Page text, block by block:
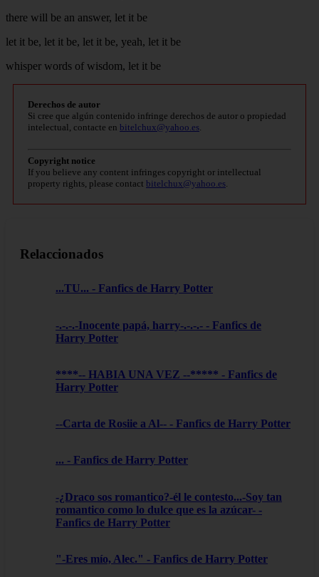
there will be an answer, let it be
let it be, let it be, let it be, yeah, let it be
whisper words of wisdom, let it be
Derechos de autor
Si cree que algún contenido infringe derechos de autor o propiedad
intelectual, contacte en bitelchux@yahoo.es
Copyright notice
If you believe any content infringes copyright or intellectual
property rights, please contact bitelchux@yahoo.es
Relaccionados
...TU... - Fanfics de Harry Potter
-.-.-.-Inocente papá, harry-.-.-.- - Fanfics de
Harry Potter
****-- HABIA UNA VEZ --***** - Fanfics de
Harry Potter
--Carta de Rosiie a Al-- - Fanfics de Harry Potter
... - Fanfics de Harry Potter
-¿Draco sos romantico?-él le contesto...-Soy tan
romantico como lo dulce que es la azúcar- -
Fanfics de Harry Potter
"-Eres mío, Alec." - Fanfics de Harry Potter